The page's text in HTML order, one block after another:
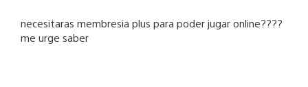
necesitaras membresia plus para poder jugar online????
me urge saber